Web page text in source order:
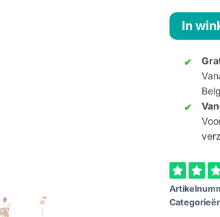
Crazy
Giraffe
Small
(zwarte
aantal
In